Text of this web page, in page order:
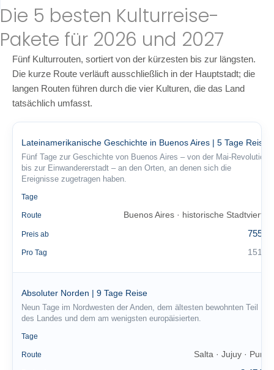
Die 5 besten Kulturreise-
Pakete für 2026 und 2027
Fünf Kulturrouten, sortiert von der kürzesten bis zur längsten.
Die kurze Route verläuft ausschließlich in der Hauptstadt; die
langen Routen führen durch die vier Kulturen, die das Land
tatsächlich umfasst.
Lateinamerikanische Geschichte in Buenos Aires | 5 Tage Reise
Fünf Tage zur Geschichte von Buenos Aires – von der Mai-Revolution
bis zur Einwandererstadt – an den Orten, an denen sich die
Ereignisse zugetragen haben.
Tage
Route Buenos Aires · historische Stadtviertel
Preis ab 755 €
Pro Tag 151 €
Absoluter Norden | 9 Tage Reise
Neun Tage im Nordwesten der Anden, dem ältesten bewohnten Teil
des Landes und dem am wenigsten europäisierten.
Tage
Route Salta · Jujuy · Puna